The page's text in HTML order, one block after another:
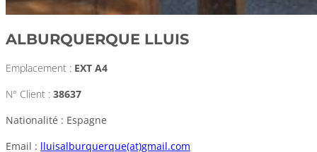
ALBURQUERQUE LLUIS
Emplacement : EXT A4
N° Client : 38637
Nationalité : Espagne
Email : lluisalburquerque(at)gmail.com